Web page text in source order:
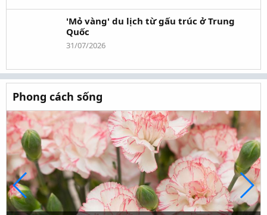
'Mỏ vàng' du lịch từ gấu trúc ở Trung
Quốc
31/07/2026
Phong cách sống